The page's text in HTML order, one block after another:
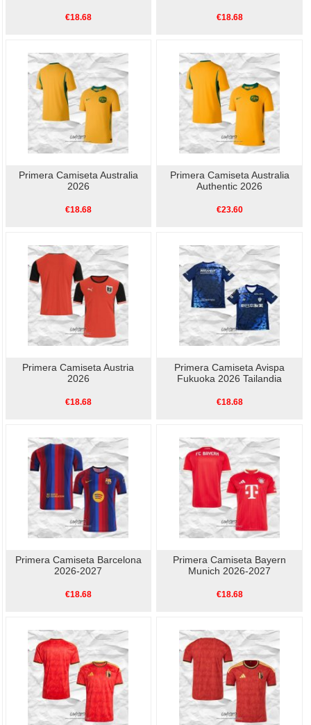
€18.68 €18.68
Primera Camiseta Australia
2026
€18.68
Primera Camiseta Australia
Authentic 2026
€23.60
Primera Camiseta Austria
2026
€18.68
Primera Camiseta Avispa
Fukuoka 2026 Tailandia
€18.68
Primera Camiseta Barcelona
2026-2027
€18.68
Primera Camiseta Bayern
Munich 2026-2027
€18.68